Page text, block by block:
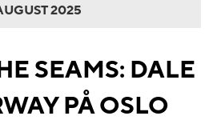
2025
SEAMS: DALE
PÅ OSLO